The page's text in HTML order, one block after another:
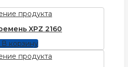
XPZ 2160
В корзину